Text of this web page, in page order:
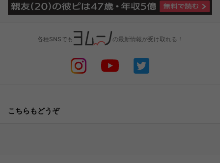
各種SNSでも の最新情報が受け取れる！
こちらもどうぞ